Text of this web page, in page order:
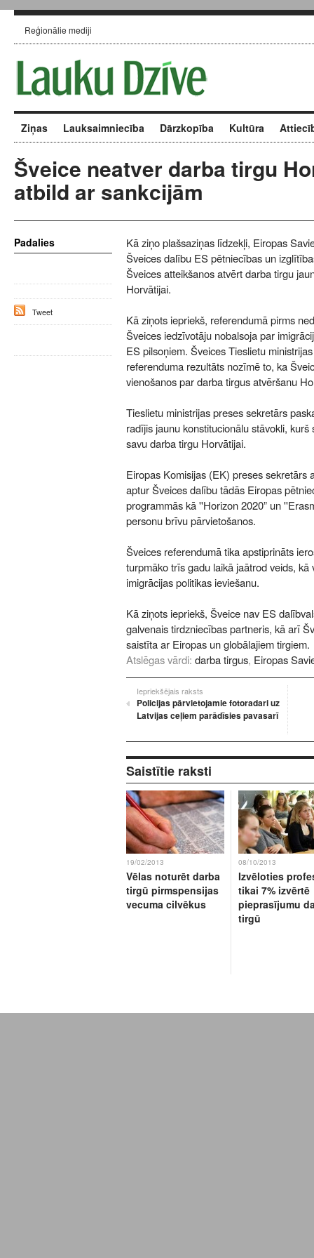
Reģionālie mediji
Ziņas Lauksaimniecība Dārzkopība Kultūra
Šveice neatver darba tirgu
atbild ar sankcijām
Kā ziņo plašsaziņas līdzekļi, Eiropas
Šveices dalību ES pētniecības un
Šveices atteikšanos atvērt darba tirgu
Horvātijai.
Kā ziņots iepriekš, referendumā pirms
Šveices iedzīvotāju nobalsoja par
ES pilsoņiem. Šveices Tieslietu
referenduma rezultāts nozīmē to, ka
vienošanos par darba tirgus atvēršanu
Tieslietu ministrijas preses sekretārs
radījis jaunu konstitucionālu stāvokli,
savu darba tirgu Horvātijai.
Eiropas Komisijas (EK) preses sekretārs
aptur Šveices dalību tādās Eiropas
programmās kā ''Horizon 2020” un
personu brīvu pārvietošanos.
Šveices referendumā tika apstiprināts
turpmāko trīs gadu laikā jaātrod veids,
imigrācijas politikas ieviešanu.
Kā ziņots iepriekš, Šveice nav ES
galvenais tirdzniecības partneris, kā arī
saistīta ar Eiropas un globālajiem tirgiem.
Atslēgas vārdi: darba tirgus, Eiropas
Iepriekšējais raksts
Policijas pārvietojamie fotoradari uz
Latvijas ceļiem parādīsies pavasarī
Saistītie raksti
19/02/2013
Vēlas noturēt darba
tirgū pirmspensijas
vecuma cilvēkus
08/10/2013
Izvēloties
tikai 7% izvērtē
pieprasījumu
tirgū
Padalies
Tweet